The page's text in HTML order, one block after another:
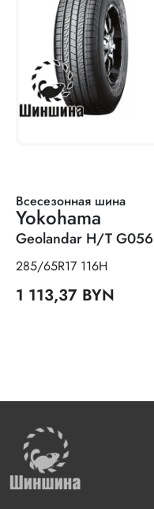
Всесезонная шина
Yokohama
Geolandar H/T G056
285/65R17 116H
1 113,37 BYN